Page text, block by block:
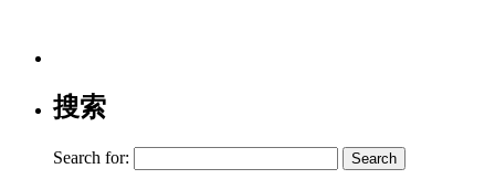
搜索
Search for: